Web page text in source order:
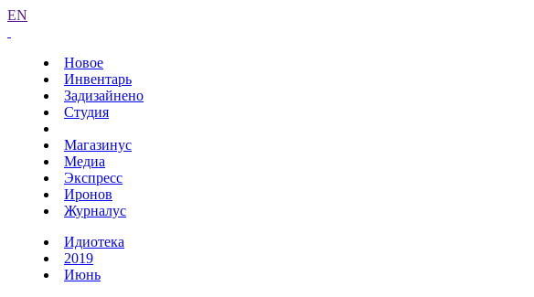
EN
Новое
Инвентарь
Задизайнено
Студия
Магазинус
Медиа
Экспресс
Иронов
Журналус
Идиотека
2019
Июнь